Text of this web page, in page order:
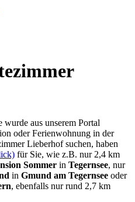
aus unserem Portal
oder Ferienwohnung in der
Lieberhof suchen, haben
für Sie, wie z.B. nur 2,4 km
Sommer in Tegernsee, nur
in Gmund am Tegernsee oder
, ebenfalls nur rund 2,7 km